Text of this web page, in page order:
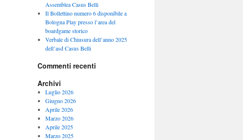
Assemblea Casus Belli
Il Bollettino numero 6 disponibile a
Bologna Play presso l’area del
boardgame storico
Verbale di Chiusura dell’anno 2025
dell’asd Casus Belli
Commenti recenti
Archivi
Luglio 2026
Giugno 2026
Aprile 2026
Marzo 2026
Aprile 2025
Marzo 2025